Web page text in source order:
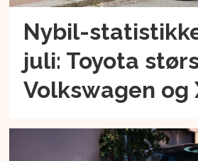
Nybil-
juli: Toyota
Volkswagen og